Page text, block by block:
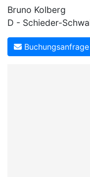
Bruno Kolberg
D - Schieder-
Buchungsanfrage